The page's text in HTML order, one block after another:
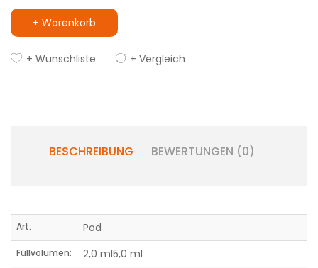
+ Warenkorb
+ Wunschliste + Vergleich
BESCHREIBUNG BEWERTUNGEN (0)
Art: Pod
Füllvolumen: 2,0 ml5,0 ml